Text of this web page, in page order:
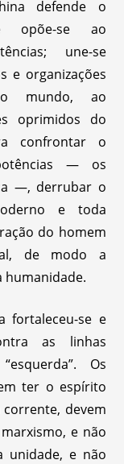
defende o
opõe-se ao
une-se
e organizações
o mundo, ao
oprimidos do
confrontar o
— os
—, derrubar o
e toda
do homem
de modo a
humanidade.
fortaleceu-se e
as linhas
Os
ter o espírito
devem
e não
unidade, e não